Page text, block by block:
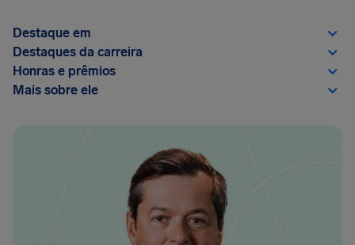
Destaque em
Destaques da carreira
Honras e prêmios
Mais sobre ele